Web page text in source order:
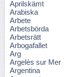
Aprilskämt
Arabiska
Arbete
Arbetsbörda
Arbetsrätt
Arbogafallet
Arg
Argelès sur Mer
Argentina